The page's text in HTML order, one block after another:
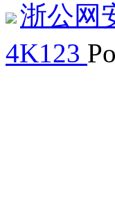
浙公网
4K123